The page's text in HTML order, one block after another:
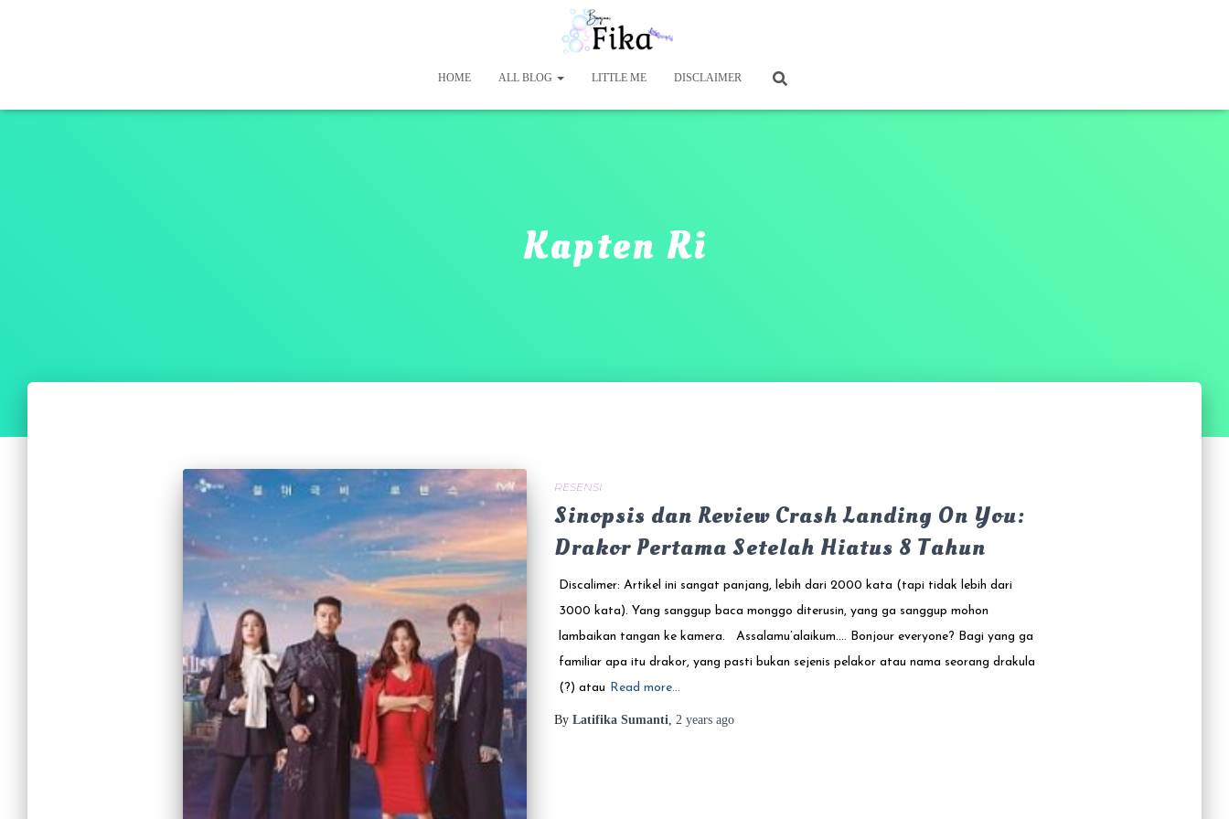
HOME ALL BLOG LITTLE ME DISCLAIMER
Kapten Ri
RESENSI
Sinopsis dan Review Crash Landing On You:
Drakor Pertama Setelah Hiatus 8 Tahun
Discalimer: Artikel ini sangat panjang, lebih dari 2000 kata (tapi tidak lebih dari
3000 kata). Yang sanggup baca monggo diterusin, yang ga sanggup mohon
lambaikan tangan ke kamera. Assalamu’alaikum…. Bonjour everyone? Bagi yang ga
familiar apa itu drakor, yang pasti bukan sejenis pelakor atau nama seorang drakula
(?) atau Read more…
By Latifika Sumanti, 2 yearsago